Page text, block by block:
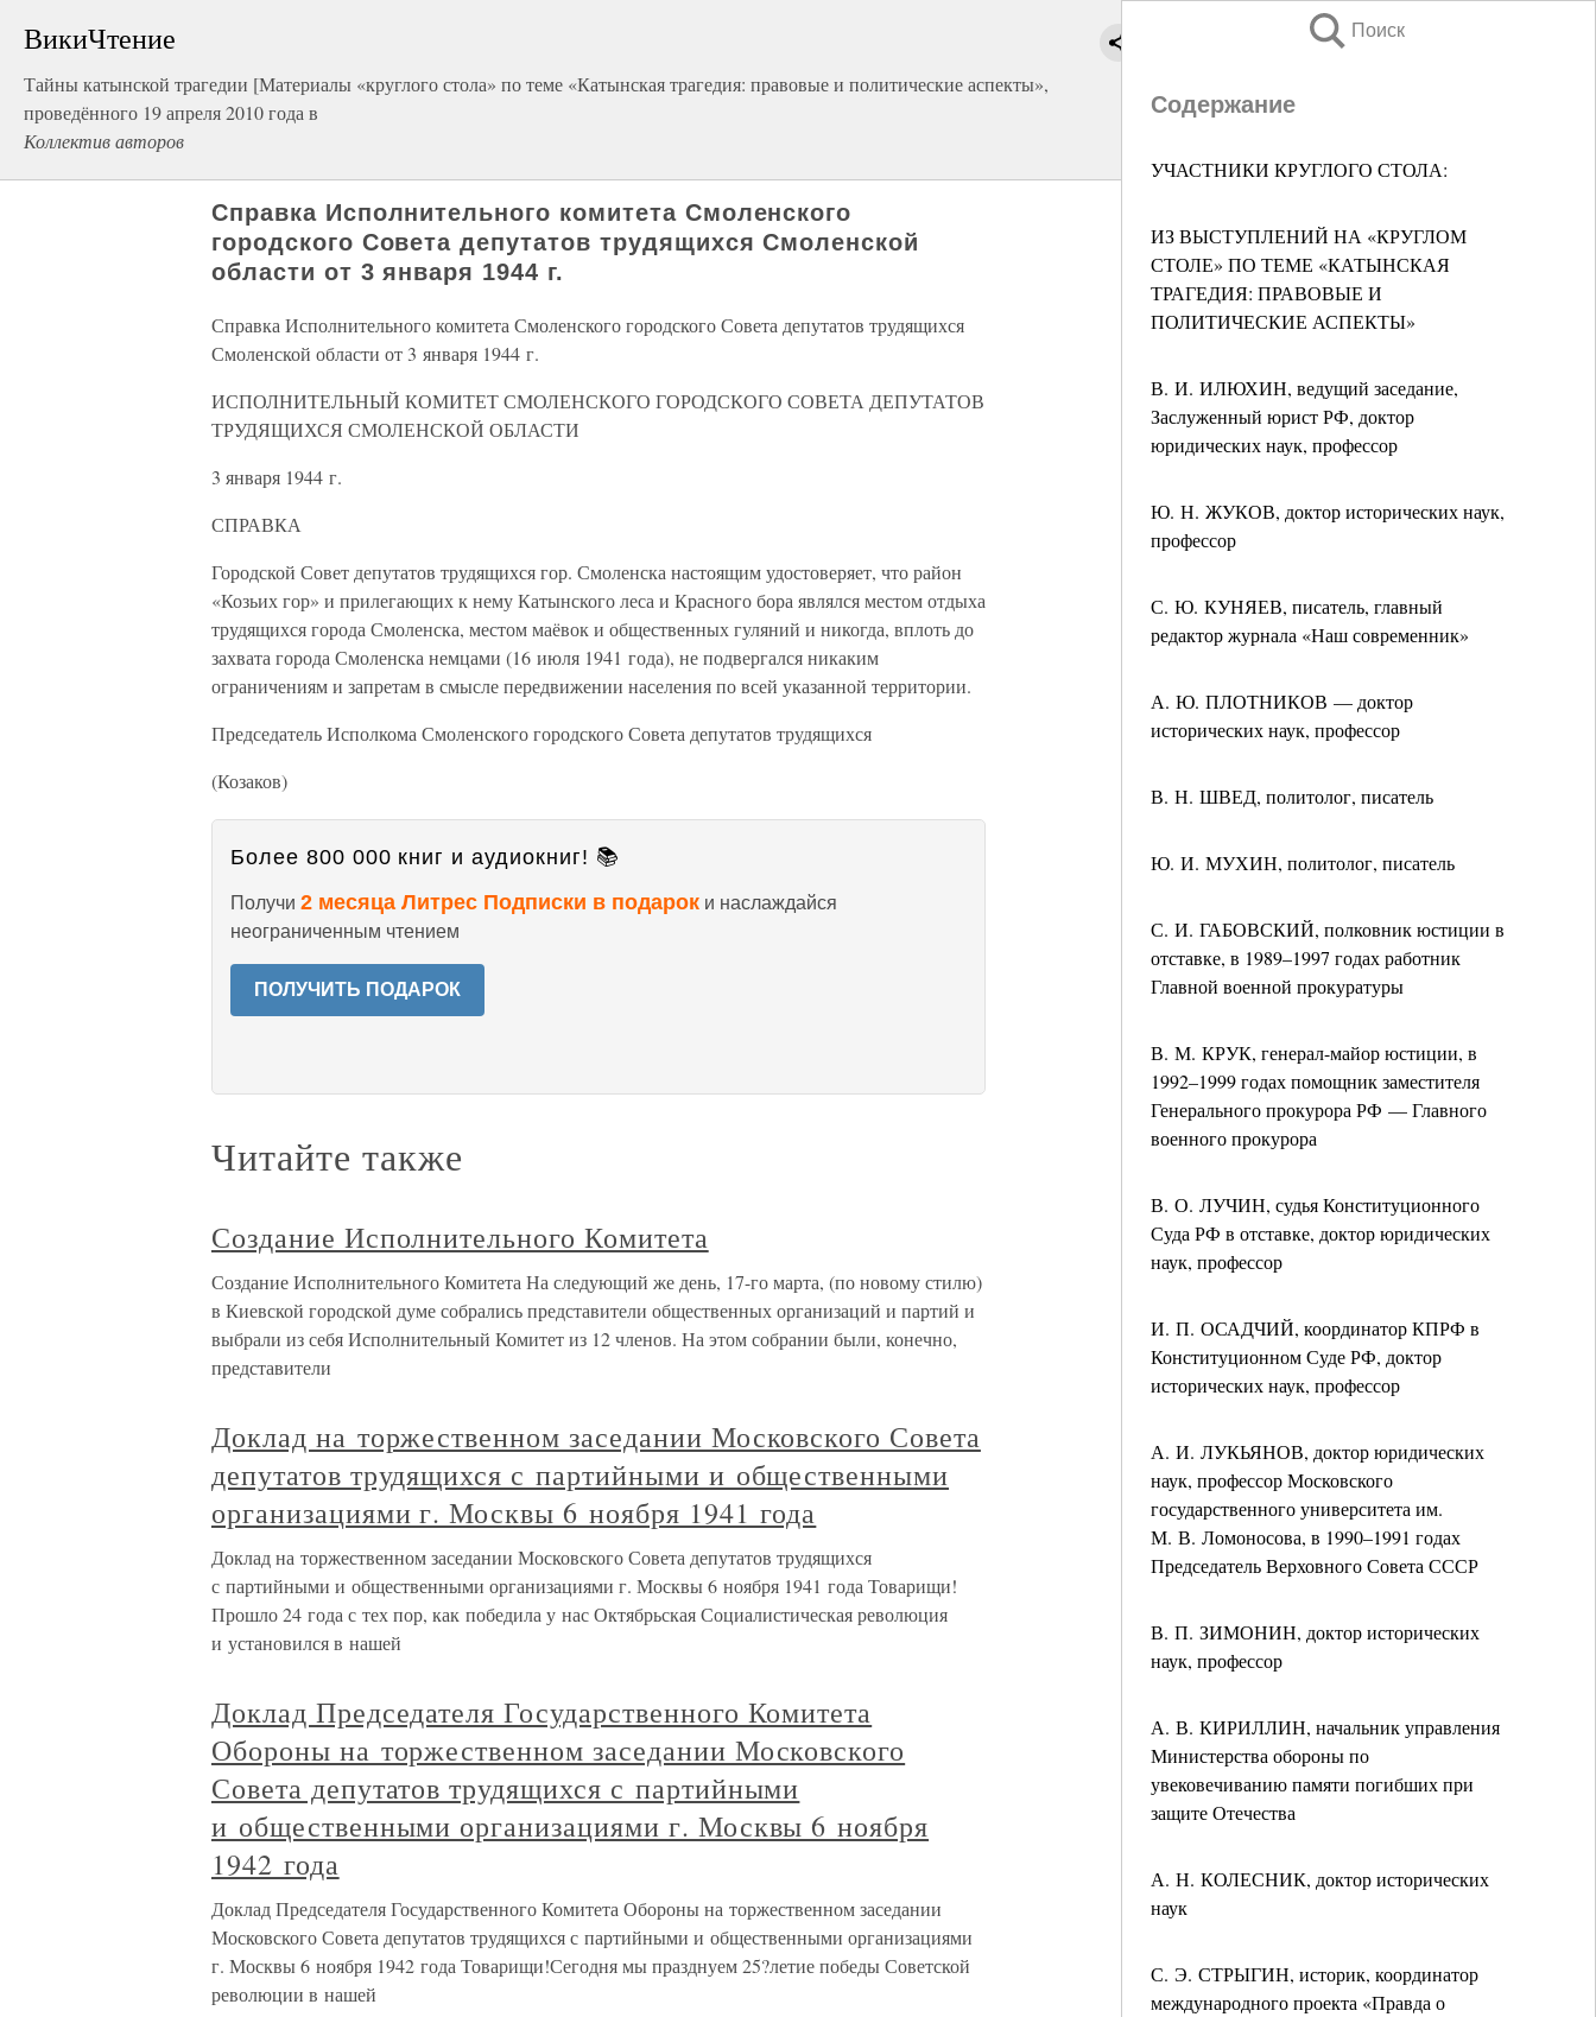
ВикиЧтение
Тайны катынской трагедии [Материалы «круглого стола» по теме «Катынская трагедия: правовые и политические аспекты»,
проведённого 19 апреля 2010 года в
Коллектив авторов
Поиск
Содержание
УЧАСТНИКИ КРУГЛОГО СТОЛА:
ИЗ ВЫСТУПЛЕНИЙ НА «КРУГЛОМ
СТОЛЕ» ПО ТЕМЕ «КАТЫНСКАЯ
ТРАГЕДИЯ: ПРАВОВЫЕ И
ПОЛИТИЧЕСКИЕ АСПЕКТЫ»
В. И. ИЛЮХИН, ведущий заседание,
Заслуженный юрист РФ, доктор
юридических наук, профессор
Ю. Н. ЖУКОВ, доктор исторических наук,
профессор
С. Ю. КУНЯЕВ, писатель, главный
редактор журнала «Наш современник»
А. Ю. ПЛОТНИКОВ — доктор
исторических наук, профессор
В. Н. ШВЕД, политолог, писатель
Ю. И. МУХИН, политолог, писатель
С. И. ГАБОВСКИЙ, полковник юстиции в
отставке, в 1989–1997 годах работник
Главной военной прокуратуры
В. М. КРУК, генерал-майор юстиции, в
1992–1999 годах помощник заместителя
Генерального прокурора РФ — Главного
военного прокурора
В. О. ЛУЧИН, судья Конституционного
Суда РФ в отставке, доктор юридических
наук, профессор
И. П. ОСАДЧИЙ, координатор КПРФ в
Конституционном Суде РФ, доктор
исторических наук, профессор
А. И. ЛУКЬЯНОВ, доктор юридических
наук, профессор Московского
государственного университета им.
М. В. Ломоносова, в 1990–1991 годах
Председатель Верховного Совета СССР
В. П. ЗИМОНИН, доктор исторических
наук, профессор
А. В. КИРИЛЛИН, начальник управления
Министерства обороны по
увековечиванию памяти погибших при
защите Отечества
А. Н. КОЛЕСНИК, доктор исторических
наук
С. Э. СТРЫГИН, историк, координатор
международного проекта «Правда о
Справка Исполнительного комитета Смоленского
городского Совета депутатов трудящихся Смоленской
области от 3 января 1944 г.
Справка Исполнительного комитета Смоленского городского Совета депутатов трудящихся
Смоленской области от 3 января 1944 г.
ИСПОЛНИТЕЛЬНЫЙ КОМИТЕТ СМОЛЕНСКОГО ГОРОДСКОГО СОВЕТА ДЕПУТАТОВ
ТРУДЯЩИХСЯ СМОЛЕНСКОЙ ОБЛАСТИ
3 января 1944 г.
СПРАВКА
Городской Совет депутатов трудящихся гор. Смоленска настоящим удостоверяет, что район
«Козьих гор» и прилегающих к нему Катынского леса и Красного бора являлся местом отдыха
трудящихся города Смоленска, местом маёвок и общественных гуляний и никогда, вплоть до
захвата города Смоленска немцами (16 июля 1941 года), не подвергался никаким
ограничениям и запретам в смысле передвижении населения по всей указанной территории.
Председатель Исполкома Смоленского городского Совета депутатов трудящихся
(Козаков)
Более 800 000 книг и аудиокниг! 📚
Получи 2 месяца Литрес Подписки в подарок и наслаждайся
неограниченным чтением
ПОЛУЧИТЬ ПОДАРОК
Читайте также
Создание Исполнительного Комитета
Создание Исполнительного Комитета На следующий же день, 17-го марта, (по новому стилю)
в Киевской городской думе собрались представители общественных организаций и партий и
выбрали из себя Исполнительный Комитет из 12 членов. На этом собрании были, конечно,
представители
Доклад на торжественном заседании Московского Совета
депутатов трудящихся с партийными и общественными
организациями г. Москвы 6 ноября 1941 года
Доклад на торжественном заседании Московского Совета депутатов трудящихся
с партийными и общественными организациями г. Москвы 6 ноября 1941 года Товарищи!
Прошло 24 года с тех пор, как победила у нас Октябрьская Социалистическая революция
и установился в нашей
Доклад Председателя Государственного Комитета
Обороны на торжественном заседании Московского
Совета депутатов трудящихся с партийными
и общественными организациями г. Москвы 6 ноября
1942 года
Доклад Председателя Государственного Комитета Обороны на торжественном заседании
Московского Совета депутатов трудящихся с партийными и общественными организациями
г. Москвы 6 ноября 1942 года Товарищи!Сегодня мы празднуем 25?летие победы Советской
революции в нашей